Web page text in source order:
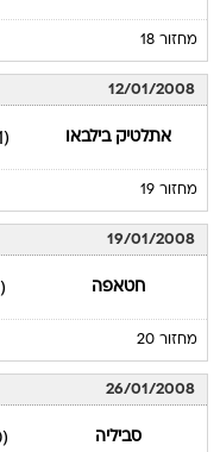
מחזור 18
12/01/2008
אתלטיק בילבאו (1)
מחזור 19
19/01/2008
חטאפה (1)
מחזור 20
26/01/2008
סביליה (0)